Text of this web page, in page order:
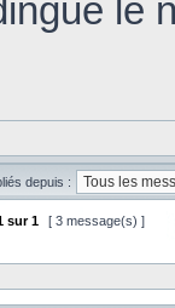
le
depuis :
sur1 [ 3 message(s) ]